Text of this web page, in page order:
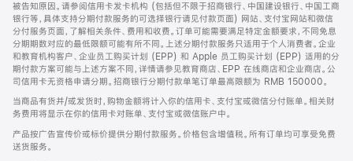
被告知原因。请参阅信用卡发卡机构 (包括但不限于招商银行、中国建设银行、中国工商
银行等，具体支持分期付款服务的可选择银行请见付款页面) 网站、支付宝网站和微信
分付服务页面，了解相关条件、费用和收费。订单可能需要满足特定金额要求，不同免息
分期期数对应的最低限额可能有所不同。上述分期付款服务只适用于个人消费者。企业
和教育机构客户、企业员工购买计划 (EPP) 和 Apple 员工购买计划 (EPP) 适用的分
期付款方案可能与上述方案不同，详情请参见教育商店、EPP 在线商店和企业商店。公
司信用卡无资格申请分期。招商银行分期付款单笔订单最高限额为 RMB 150000。
当商品有货并/或发货时，购物金额将计入你的信用卡、支付宝或微信分付账单。相关财
务费用将显示在你的信用卡对账单、支付宝或微信账户中。
产品按广告宣传价或标价提供分期付款服务。价格包含增值税。所有订单均可享受免费
送货服务。